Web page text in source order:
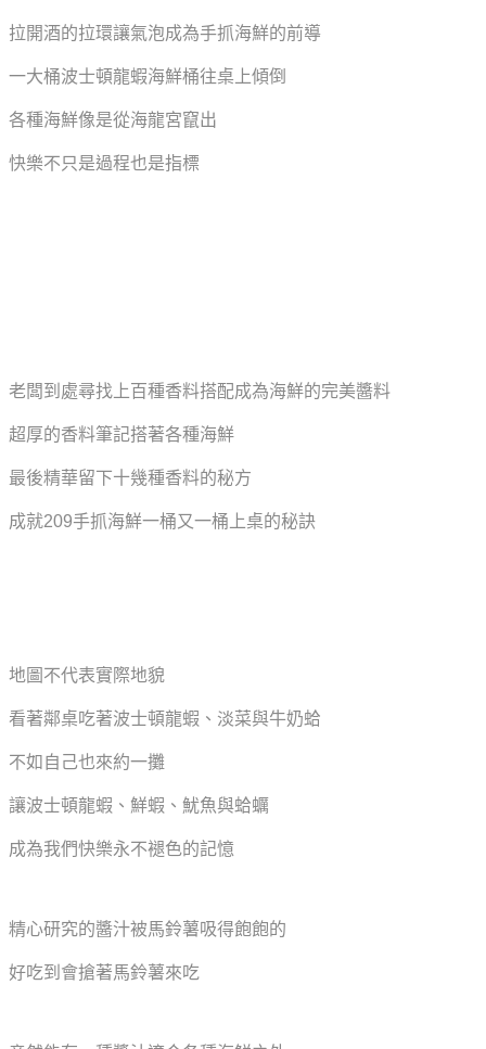
拉開酒的拉環讓氣泡成為手抓海鮮的前導
一大桶波士頓龍蝦海鮮桶往桌上傾倒
各種海鮮像是從海龍宮竄出
快樂不只是過程也是指標
老闆到處尋找上百種香料搭配成為海鮮的完美醬料
超厚的香料筆記搭著各種海鮮
最後精華留下十幾種香料的秘方
成就209手抓海鮮一桶又一桶上桌的秘訣
地圖不代表實際地貌
看著鄰桌吃著波士頓龍蝦、淡菜與牛奶蛤
不如自己也來約一攤
讓波士頓龍蝦、鮮蝦、魷魚與蛤蠣
成為我們快樂永不褪色的記憶
精心研究的醬汁被馬鈴薯吸得飽飽的
好吃到會搶著馬鈴薯來吃